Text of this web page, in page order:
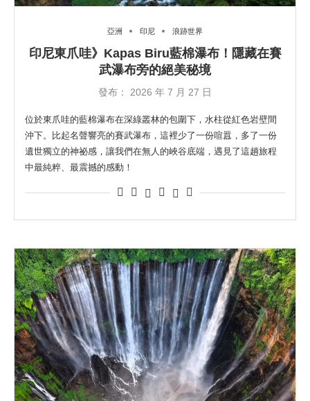
亞洲 印尼 浪跡世界
印尼東爪哇》Kapas Biru藍棉瀑布！隱藏在賽
武瀑布旁的絕美秘境
發布： 2026 年 7 月 27 日
位於東爪哇的藍棉瀑布在深綠叢林的包圍下，水柱從紅色岩壁間
沖下。比起名聲響亮的賽武瀑布，這裡少了一份喧囂，多了一份
遺世獨立的神祕感，讓我們在無人的峽谷底端，遇見了這趟旅程
中最純粹、最震撼的感動！